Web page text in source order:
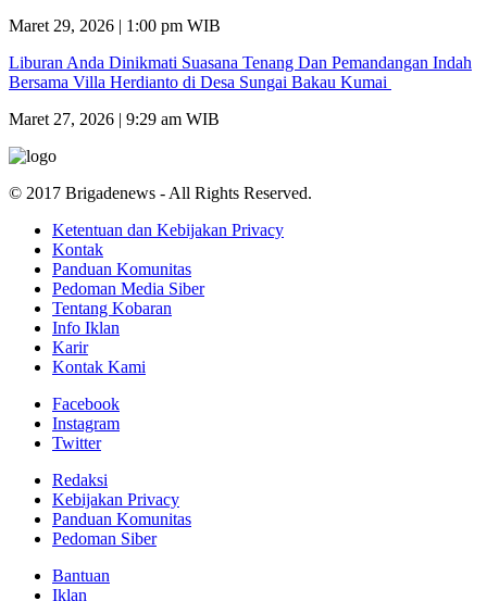
Maret 29, 2026 | 1:00 pm WIB
Liburan Anda Dinikmati Suasana Tenang Dan Pemandangan Indah
Bersama Villa Herdianto di Desa Sungai Bakau Kumai
Maret 27, 2026 | 9:29 am WIB
© 2017 Brigadenews - All Rights Reserved.
Ketentuan dan Kebijakan Privacy
Kontak
Panduan Komunitas
Pedoman Media Siber
Tentang Kobaran
Info Iklan
Karir
Kontak Kami
Facebook
Instagram
Twitter
Redaksi
Kebijakan Privacy
Panduan Komunitas
Pedoman Siber
Bantuan
Iklan